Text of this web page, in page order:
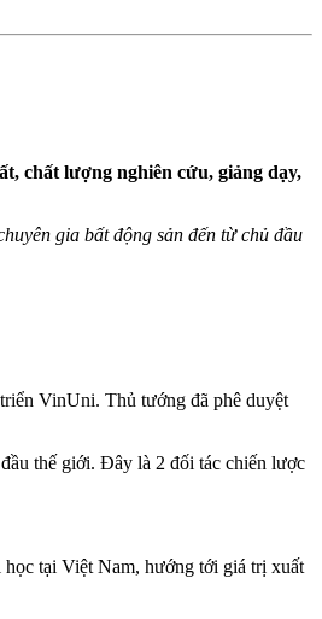
chất lượng nghiên cứu, giảng dạy,
gia bất động sản đến từ chủ đầu
VinUni. Thủ tướng đã phê duyệt
thế giới. Đây là 2 đối tác chiến lược
tại Việt Nam, hướng tới giá trị xuất